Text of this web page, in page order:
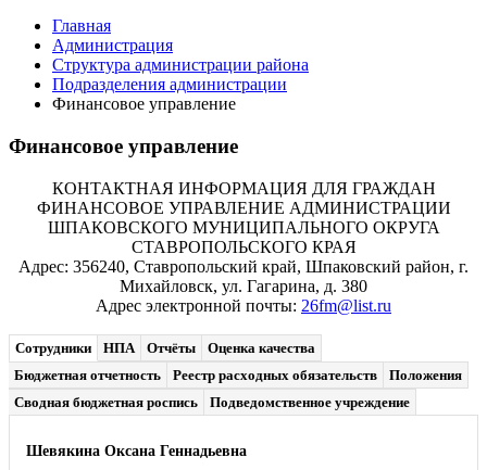
Главная
Администрация
Структура администрации района
Подразделения администрации
Финансовое управление
Финансовое управление
КОНТАКТНАЯ ИНФОРМАЦИЯ ДЛЯ ГРАЖДАН
ФИНАНСОВОЕ УПРАВЛЕНИЕ АДМИНИСТРАЦИИ
ШПАКОВСКОГО МУНИЦИПАЛЬНОГО ОКРУГА
СТАВРОПОЛЬСКОГО КРАЯ
Адрес: 356240, Ставропольский край, Шпаковский район, г.
Михайловск, ул. Гагарина, д. 380
Адрес электронной почты: 26fm@list.ru
Сотрудники НПА Отчёты
Оценка качества
Бюджетная отчетность
Реестр расходных обязательств
Положения
Сводная бюджетная роспись
Подведомственное учреждение
Шевякина Оксана Геннадьевна